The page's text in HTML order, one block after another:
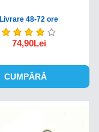
Livrare 48-72 ore
74,90Lei
CUMPĂRĂ